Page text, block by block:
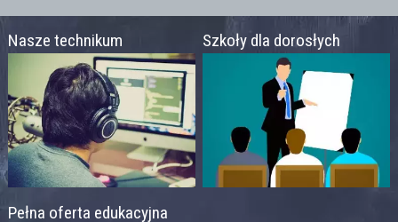
Nasze technikum Szkoły dla dorosłych
Pełna oferta edukacyjna